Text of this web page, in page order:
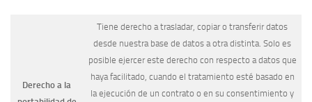
Derecho a la
Tiene derecho a trasladar, copiar o transferir datos
desde nuestra base de datos a otra distinta. Solo es
posible ejercer este derecho con respecto a datos que
haya facilitado, cuando el tratamiento esté basado en
la ejecución de un contrato o en su consentimiento y